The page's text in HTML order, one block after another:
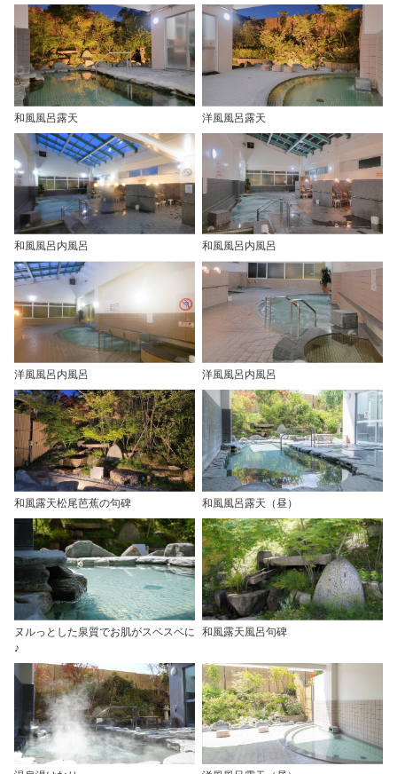
和風風呂露天 洋風風呂露天
和風風呂内風呂 和風風呂内風呂
洋風風呂内風呂 洋風風呂内風呂
和風露天松尾芭蕉の句碑 和風風呂露天（昼）
ヌルっとした泉質でお肌がスベスベに
♪
和風露天風呂句碑